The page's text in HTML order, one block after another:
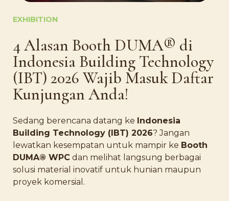
EXHIBITION
4 Alasan Booth DUMA® di
Indonesia Building Technology
(IBT) 2026 Wajib Masuk Daftar
Kunjungan Anda!
Sedang berencana datang ke Indonesia
Building Technology (IBT) 2026? Jangan
lewatkan kesempatan untuk mampir ke Booth
DUMA® WPC dan melihat langsung berbagai
solusi material inovatif untuk hunian maupun
proyek komersial.